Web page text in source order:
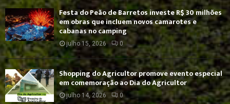
Festa do Peão de Barretos investe R$ 30 milhões
em obras que incluem novos camarotes e
cabanas no camping
julho 15, 2026 0
Shopping do Agricultor promove evento especial
em comemoração ao Dia do Agricultor
julho 14, 2026 0